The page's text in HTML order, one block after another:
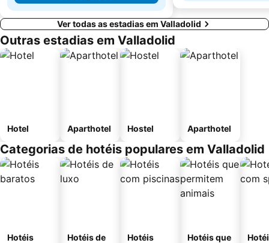
Ver todas as estadias em Valladolid
Outras estadias em Valladolid
Hotel Aparthotel Hostel Aparthotel
Categorias de hotéis populares em Valladolid
Hotéis
Hotéis de
Hotéis
Hotéis que